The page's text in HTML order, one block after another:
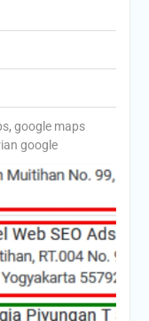
, google maps
google